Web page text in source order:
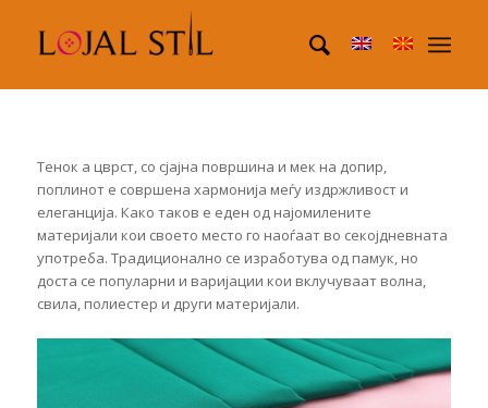
Тенок а цврст, со сјајна површина и мек на допир,
поплинот е совршена хармонија меѓу издржливост и
елеганција. Како таков е еден од најомилените
материјали кои своето место го наоѓаат во секојдневната
употреба. Традиционално се изработува од памук, но
доста се популарни и варијации кои вклучуваат волна,
свила, полиестер и други материјали.